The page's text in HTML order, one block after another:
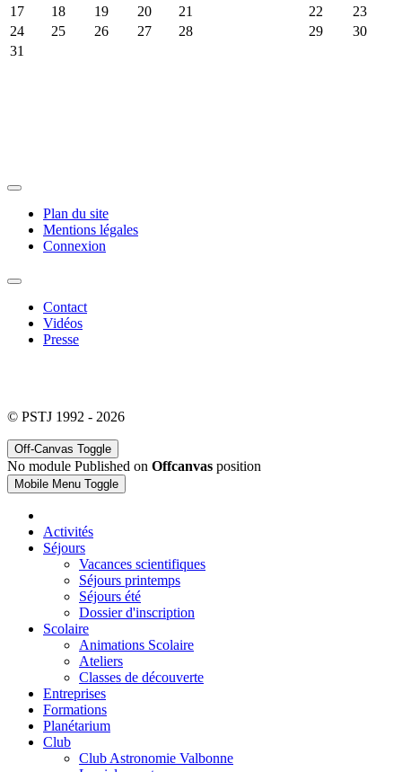
17
18 19 20 21 22
23
24
25 26 27 28 29
30
31
Plan du site
Mentions légales
Connexion
Contact
Vidéos
Presse
© PSTJ 1992 - 2026
Off-Canvas Toggle
No module Published on Offcanvas position
Mobile Menu Toggle
Activités
Séjours
Vacances scientifiques
Séjours printemps
Séjours été
Dossier d'inscription
Scolaire
Animations Scolaire
Ateliers
Classes de découverte
Entreprises
Formations
Planétarium
Club
Club Astronomie Valbonne